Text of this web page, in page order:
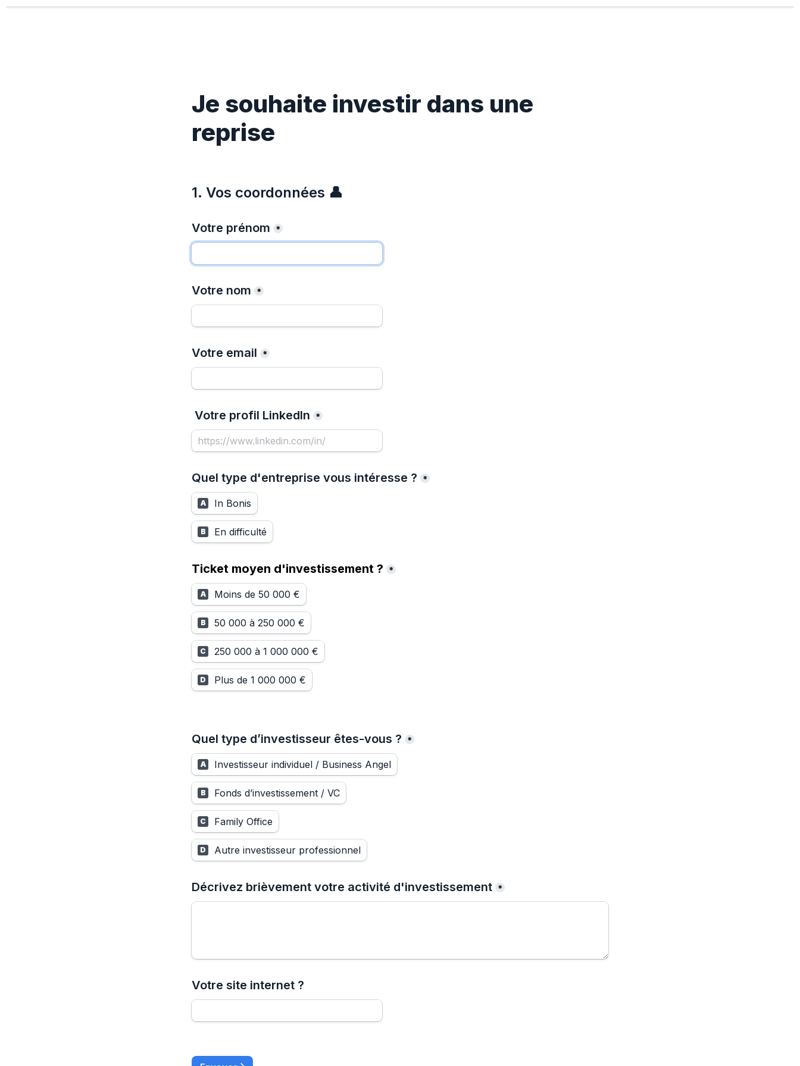
Je souhaite investir dans une
reprise
1. Vos coordonnées 👤
Votre prénom *
Votre nom *
Votre email *
Votre profil LinkedIn *
Quel type d'entreprise vous intéresse ? *
A In Bonis
B En difficulté
Ticket moyen d'investissement ? *
A Moins de 50 000 €
B 50 000 à 250 000 €
C 250 000 à 1 000 000 €
D Plus de 1 000 000 €
Quel type d’investisseur êtes-vous ? *
A Investisseur individuel / Business Angel
B Fonds d’investissement / VC
C Family Office
D Autre investisseur professionnel
Décrivez brièvement votre activité d'investissement *
Votre site internet ?